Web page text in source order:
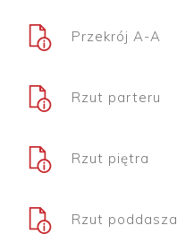
Przekrój A-A
Rzut parteru
Rzut piętra
Rzut poddasza